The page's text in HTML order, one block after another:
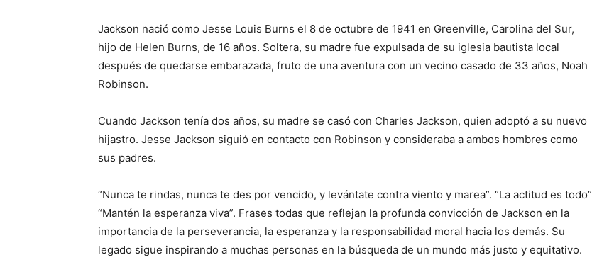
Jackson nació como Jesse Louis Burns el 8 de octubre de 1941 en Greenville, Carolina del Sur,
hijo de Helen Burns, de 16 años. Soltera, su madre fue expulsada de su iglesia bautista local
después de quedarse embarazada, fruto de una aventura con un vecino casado de 33 años, Noah
Robinson.
Cuando Jackson tenía dos años, su madre se casó con Charles Jackson, quien adoptó a su nuevo
hijastro. Jesse Jackson siguió en contacto con Robinson y consideraba a ambos hombres como
sus padres.
“Nunca te rindas, nunca te des por vencido, y levántate contra viento y marea”. “La actitud es todo”
“Mantén la esperanza viva”. Frases todas que reflejan la profunda convicción de Jackson en la
importancia de la perseverancia, la esperanza y la responsabilidad moral hacia los demás. Su
legado sigue inspirando a muchas personas en la búsqueda de un mundo más justo y equitativo.